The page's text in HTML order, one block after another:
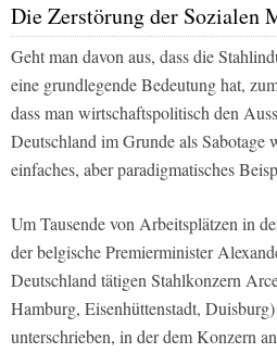
Die Zerstörung der Sozialen
Geht man davon aus, dass die
eine grundlegende Bedeutung hat,
dass man wirtschaftspolitisch den
Deutschland im Grunde als Sabotage
einfaches, aber paradigmatisches
Um Tausende von Arbeitsplätzen in
der belgische Premierminister
Deutschland tätigen Stahlkonzern
Hamburg, Eisenhüttenstadt,
unterschrieben, in der dem Konzern